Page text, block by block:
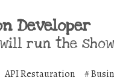
Developer
will run the show
API Restauration #